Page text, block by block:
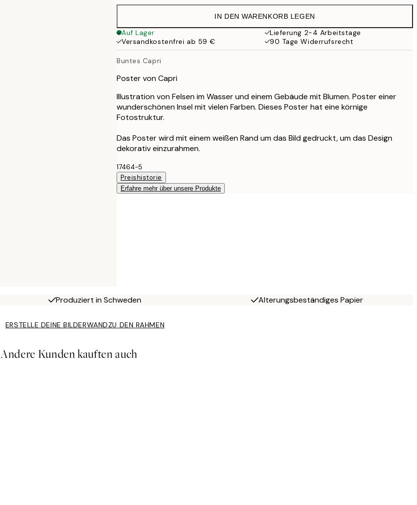
32,45 €
IN DEN WARENKORB LEGEN
Auf Lager
Lieferung 2-4 Arbeitstage
Versandkostenfrei ab 59 €
90 Tage Widerrufsrecht
Buntes Capri
Poster von Capri
Illustration von Felsen im Wasser und einem Gebäude mit Blumen. Poster einer
wunderschönen Insel mit vielen Farben. Dieses Poster hat eine körnige
Fotostruktur.
Das Poster wird mit einem weißen Rand um das Bild gedruckt, um das Design
dekorativ einzurahmen.
17464-5
Preishistorie
Erfahre mehr über unsere Produkte
Produziert in Schweden Alterungsbeständiges Papier
ERSTELLE DEINE BILDERWANDZU DEN RAHMEN
Andere Kunden kauften auch